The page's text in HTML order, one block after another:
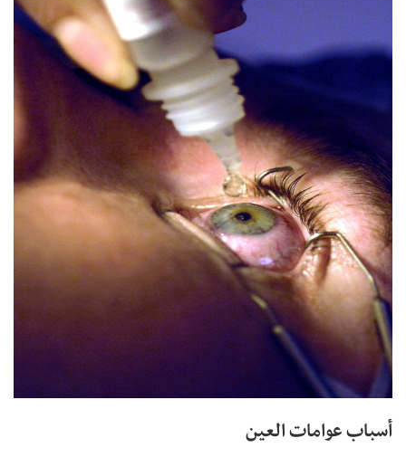
أسباب عوامات العين